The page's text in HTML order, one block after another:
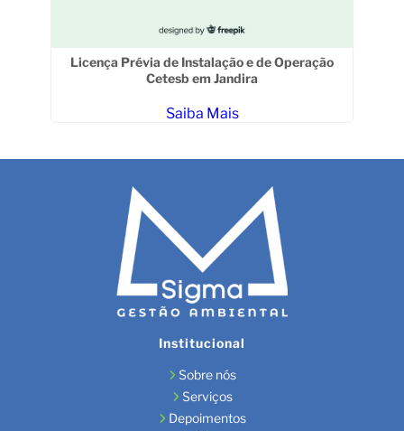
Licença Prévia de Instalação e de Operação
Cetesb em Jandira
Saiba Mais
Institucional
Sobre nós
Serviços
Depoimentos